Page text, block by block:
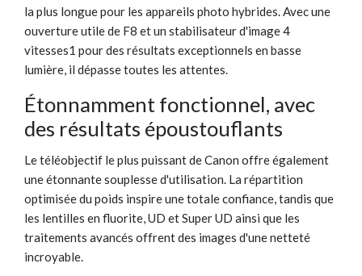
la plus longue pour les appareils photo hybrides. Avec une
ouverture utile de F8 et un stabilisateur d'image 4
vitesses1 pour des résultats exceptionnels en basse
lumière, il dépasse toutes les attentes.
Étonnamment fonctionnel, avec
des résultats époustouflants
Le téléobjectif le plus puissant de Canon offre également
une étonnante souplesse d'utilisation. La répartition
optimisée du poids inspire une totale confiance, tandis que
les lentilles en fluorite, UD et Super UD ainsi que les
traitements avancés offrent des images d'une netteté
incroyable.